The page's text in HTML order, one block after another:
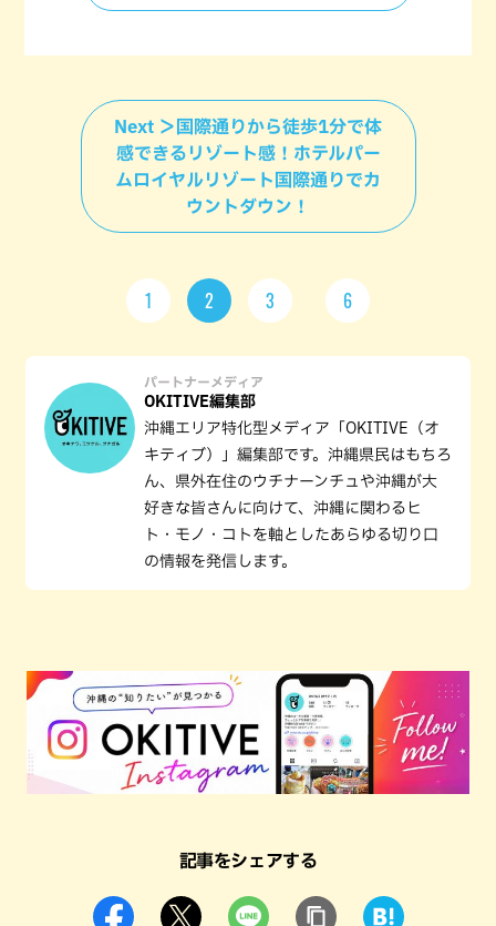
Next ＞国際通りから徒歩1分で体
感できるリゾート感！ホテルパー
ムロイヤルリゾート国際通りでカ
ウントダウン！
1 2 3 6
パートナーメディア
OKITIVE編集部
沖縄エリア特化型メディア「OKITIVE（オ
キティブ）」編集部です。沖縄県民はもちろ
ん、県外在住のウチナーンチュや沖縄が大
好きな皆さんに向けて、沖縄に関わるヒ
ト・モノ・コトを軸としたあらゆる切り口
の情報を発信します。
記事をシェアする